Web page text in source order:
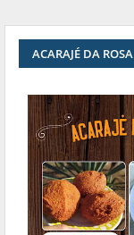
ACARAJÉ DA ROSA